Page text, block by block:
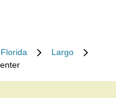
Florida
Largo